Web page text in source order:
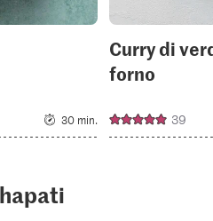
30 min.
Curry di
forno
39